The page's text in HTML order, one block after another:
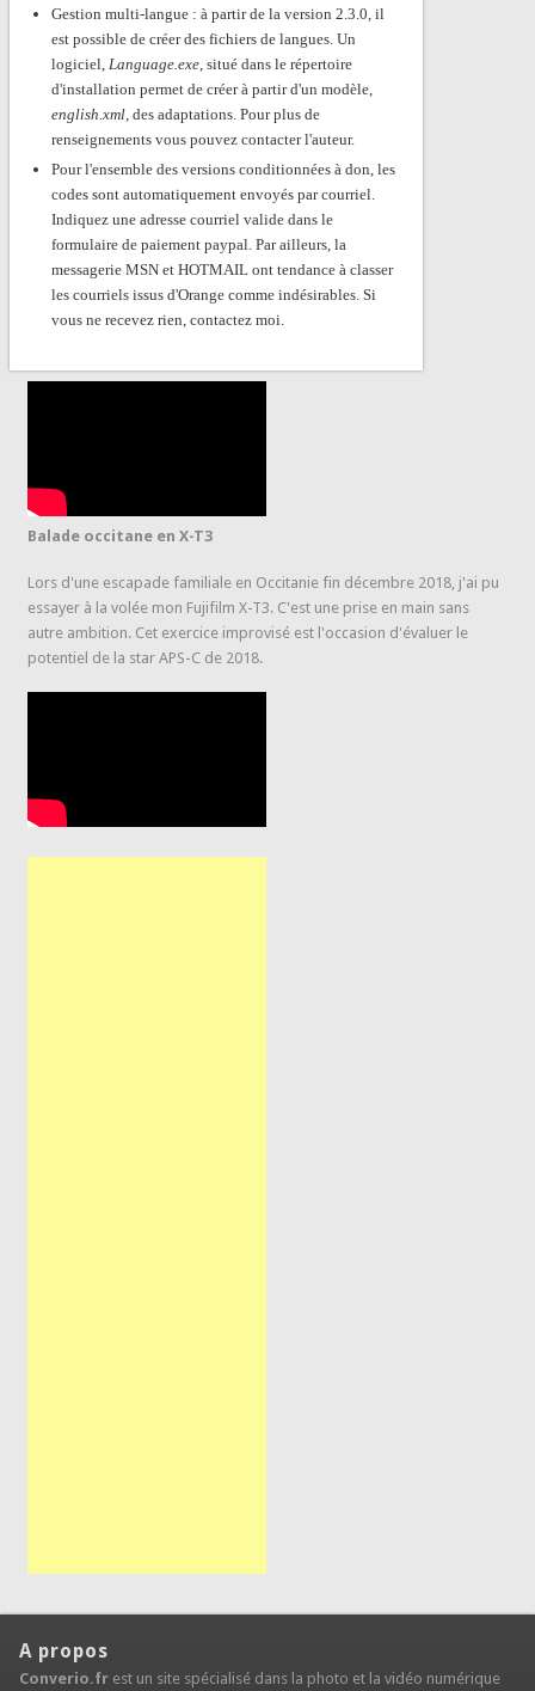
Gestion multi-langue : à partir de la version 2.3.0, il
est possible de créer des fichiers de langues. Un
logiciel, Language.exe, situé dans le répertoire
d'installation permet de créer à partir d'un modèle,
english.xml, des adaptations. Pour plus de
renseignements vous pouvez contacter l'auteur.
Pour l'ensemble des versions conditionnées à don, les
codes sont automatiquement envoyés par courriel.
Indiquez une adresse courriel valide dans le
formulaire de paiement paypal. Par ailleurs, la
messagerie MSN et HOTMAIL ont tendance à classer
les courriels issus d'Orange comme indésirables. Si
vous ne recevez rien, contactez moi.
Balade occitane en X-T3
Lors d'une escapade familiale en Occitanie fin décembre 2018, j'ai pu
essayer à la volée mon Fujifilm X-T3. C'est une prise en main sans
autre ambition. Cet exercice improvisé est l'occasion d'évaluer le
potentiel de la star APS-C de 2018.
A propos
Converio.frest un site spécialisé dans la photo et la vidéo numérique